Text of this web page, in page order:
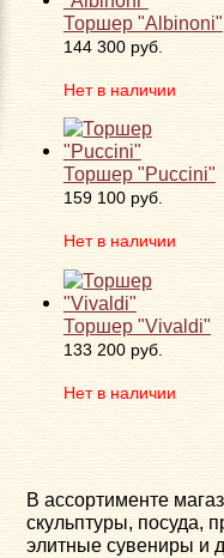
Торшер "Albinoni"
144 300 руб.
Нет в наличии
Торшер "Puccini"
159 100 руб.
Нет в наличии
Торшер "Vivaldi"
133 200 руб.
Нет в наличии
В ассортименте
скульптуры, посуда,
элитные сувениры и